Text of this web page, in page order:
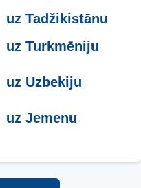
uz Tadžikistānu
uz Turkmēniju
uz Uzbekiju
uz Jemenu